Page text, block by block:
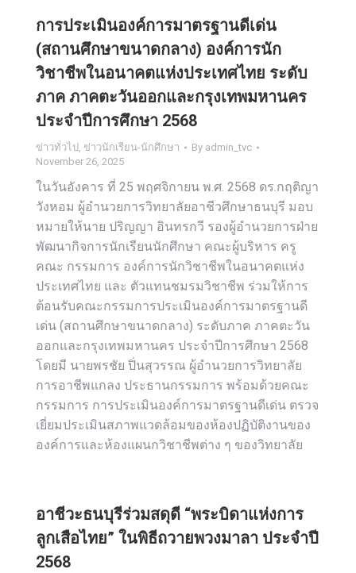
การประเมินองค์การมาตรฐานดีเด่น
(สถานศึกษาขนาดกลาง) องค์การนัก
วิชาชีพในอนาคตแห่งประเทศไทย ระดับ
ภาค ภาคตะวันออกและกรุงเทพมหานคร
ประจำปีการศึกษา 2568
ข่าวทั่วไป, ข่าวนักเรียน-นักศึกษา By admin_tvc
November 26, 2025
ในวันอังคาร ที่ 25 พฤศจิกายน พ.ศ. 2568 ดร.กฤติญา
วังหอม ผู้อำนวยการวิทยาลัยอาชีวศึกษาธนบุรี มอบ
หมายให้นาย ปริญญา อินทรกวี รองผู้อำนวยการฝ่าย
พัฒนากิจการนักเรียนนักศึกษา คณะผู้บริหาร ครู
คณะ กรรมการ องค์การนักวิชาชีพในอนาคตแห่ง
ประเทศไทย และ ตัวแทนชมรมวิชาชีพ ร่วมให้การ
ต้อนรับคณะกรรมการประเมินองค์การมาตรฐานดี
เด่น (สถานศึกษาขนาดกลาง) ระดับภาค ภาคตะวัน
ออกและกรุงเทพมหานคร ประจำปีการศึกษา 2568
โดยมี นายพรชัย ปิ่นสุวรรณ ผู้อำนวยการวิทยาลัย
การอาชีพแกลง ประธานกรรมการ พร้อมด้วยคณะ
กรรมการ การประเมินองค์การมาตรฐานดีเด่น ตรวจ
เยี่ยมประเมินสภาพแวดล้อมของห้องปฏิบัติงานของ
องค์การและห้องแผนกวิชาชีพต่าง ๆ ของวิทยาลัย
อาชีวะธนบุรีร่วมสดุดี “พระบิดาแห่งการ
ลูกเสือไทย” ในพิธีถวายพวงมาลา ประจำปี
2568